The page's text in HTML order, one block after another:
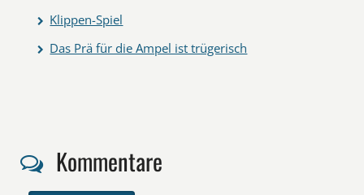
Klippen-Spiel
Das Prä für die Ampel ist trügerisch
Kommentare